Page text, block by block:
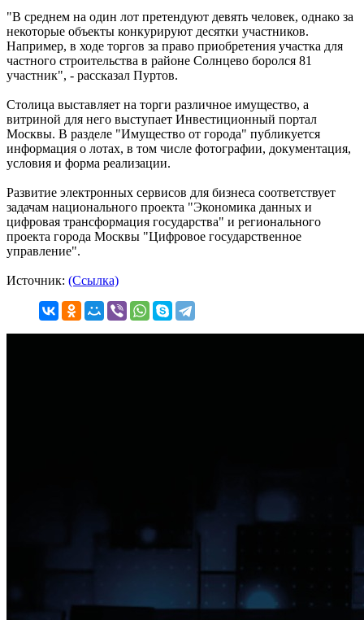
"В среднем на один лот претендуют девять человек, однако за
некоторые объекты конкурируют десятки участников.
Например, в ходе торгов за право приобретения участка для
частного строительства в районе Солнцево боролся 81
участник", - рассказал Пуртов.
Столица выставляет на торги различное имущество, а
витриной для него выступает Инвестиционный портал
Москвы. В разделе "Имущество от города" публикуется
информация о лотах, в том числе фотографии, документация,
условия и форма реализации.
Развитие электронных сервисов для бизнеса соответствует
задачам национального проекта "Экономика данных и
цифровая трансформация государства" и регионального
проекта города Москвы "Цифровое государственное
управление".
Источник: (Ссылка)